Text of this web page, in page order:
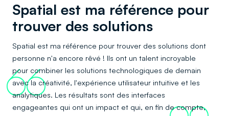
Spatial est ma référence pour
trouver des solutions
Spatial est ma référence pour trouver des solutions dont
personne n'a encore rêvé ! Ils ont un talent incroyable
pour combiner les solutions technologiques de demain
avec la créativité, l'expérience utilisateur intuitive et les
analytiques. Les résultats sont des interfaces
engageantes qui ont un impact et qui, en fin de compte,
66